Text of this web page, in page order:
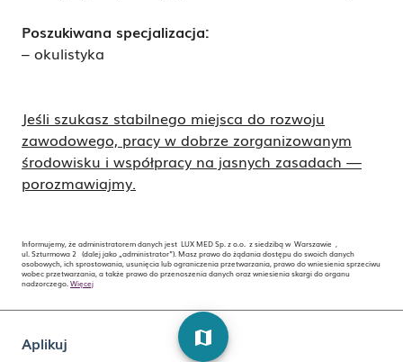
Poszukiwana specjalizacja:
– okulistyka
Jeśli szukasz stabilnego miejsca do rozwoju
zawodowego, pracy w dobrze zorganizowanym
środowisku i współpracy na jasnych zasadach —
porozmawiajmy.
Informujemy, że administratorem danych jest LUX MED Sp. z o.o. z siedzibą w Warszawie ,
ul. Szturmowa 2 (dalej jako „administrator”). Masz prawo do żądania dostępu do swoich danych
osobowych, ich sprostowania, usunięcia lub ograniczenia przetwarzania, prawo do wniesienia sprzeciwu
wobec przetwarzania, a także prawo do przenoszenia danych oraz wniesienia skargi do organu
nadzorczego. Więcej
Aplikuj map